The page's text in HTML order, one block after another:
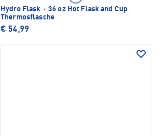
Hydro Flask · 36 oz Hot Flask and Cup
Thermosflasche
€ 54,99